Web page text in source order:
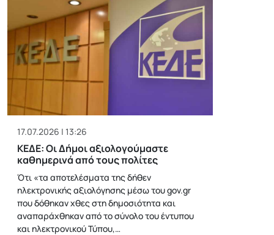
17.07.2026 | 13:26
ΚΕΔΕ: Οι Δήμοι αξιολογούμαστε
καθημερινά από τους πολίτες
Ότι «τα αποτελέσματα της δήθεν
ηλεκτρονικής αξιολόγησης μέσω του gov.gr
που δόθηκαν χθες στη δημοσιότητα και
αναπαράχθηκαν από το σύνολο του έντυπου
και ηλεκτρονικού Τύπου,…